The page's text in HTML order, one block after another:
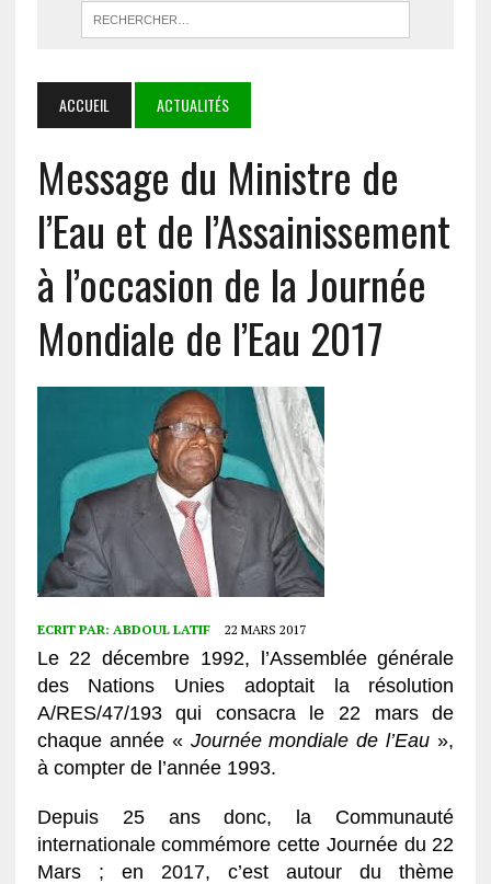
ACCUEIL ACTUALITÉS
Message du Ministre de
l’Eau et de l’Assainissement
à l’occasion de la Journée
Mondiale de l’Eau 2017
ECRIT PAR: ABDOUL LATIF 22 MARS 2017
Le 22 décembre 1992, l’Assemblée générale
des Nations Unies adoptait la résolution
A/RES/47/193 qui consacra le 22 mars de
chaque année « Journée mondiale de l’Eau »,
à compter de l’année 1993.
Depuis 25 ans donc, la Communauté
internationale commémore cette Journée du 22
Mars ; en 2017, c’est autour du thème